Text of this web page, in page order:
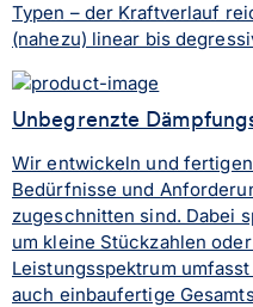
Typen – der Kraftverlauf
(nahezu) linear bis
Unbegrenzte
Wir entwickeln und
Bedürfnisse und
zugeschnitten sind. Dabei
um kleine Stückzahlen
Leistungsspektrum
auch einbaufertige